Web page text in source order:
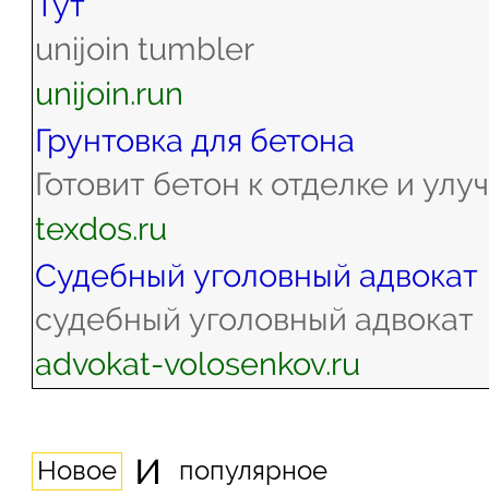
unijoin tumbler
unijoin.run
Грунтовка для бетона
Готовит бетон к отделке и
texdos.ru
Судебный уголовный адвокат
судебный уголовный адвокат
advokat-volosenkov.ru
Новое и популярное